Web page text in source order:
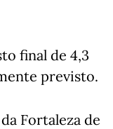
final de 4,3
previsto.
Fortaleza de